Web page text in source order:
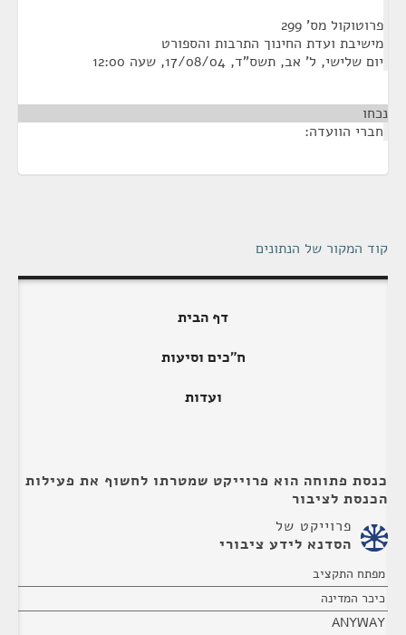
פרוטוקול מס' 299
מישיבת ועדת החינוך התרבות והספורט
יום שלישי, ל' אב, תשס"ד, 17/08/04, שעה 12:00
נכחו
חברי הוועדה:
קוד המקור של הנתונים
דף הבית
ח"כים וסיעות
ועדות
כנסת פתוחה הוא פרוייקט שמטרתו לחשוף את פעילות
הכנסת לציבור
פרוייקט של
הסדנא לידע ציבורי
מפתח התקציב
כיכר המדינה
ANYWAY